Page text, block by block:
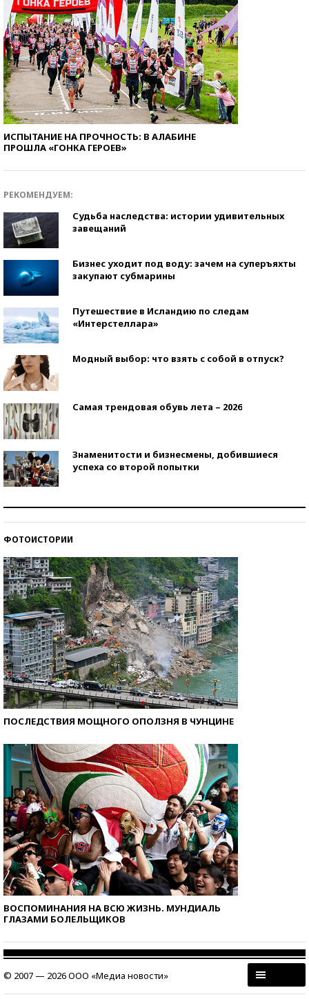
ИСПЫТАНИЕ НА ПРОЧНОСТЬ: В АЛАБИНЕ
ПРОШЛА «ГОНКА ГЕРОЕВ»
РЕКОМЕНДУЕМ:
Судьба наследства: истории удивительных
завещаний
Бизнес уходит под воду: зачем на суперъяхты
закупают субмарины
Путешествие в Исландию по следам
«Интерстеллара»
Модный выбор: что взять с собой в отпуск?
Самая трендовая обувь лета – 2026
Знаменитости и бизнесмены, добившиеся
успеха со второй попытки
ФОТОИСТОРИИ
ПОСЛЕДСТВИЯ МОЩНОГО ОПОЛЗНЯ В ЧУНЦИНЕ
ВОСПОМИНАНИЯ НА ВСЮ ЖИЗНЬ. МУНДИАЛЬ
ГЛАЗАМИ БОЛЕЛЬЩИКОВ
© 2007 — 2026 ООО «Медиа новости»